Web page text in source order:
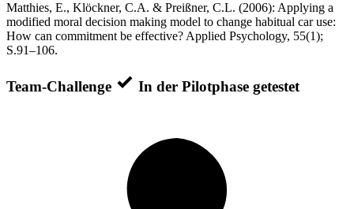
Matthies, E., Klöckner, C.A. & Preißner, C.L. (2006): Applying a
modified moral decision making model to change habitual car use:
How can commitment be effective? Applied Psychology, 55(1);
S.91–106.
Team-Challenge In der Pilotphase getestet